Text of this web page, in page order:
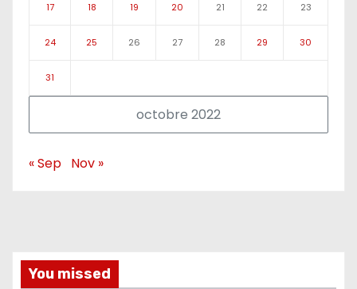
octobre 2022
17 18 19 20 21 22 23
24 25 26 27 28 29 30
31
« Sep Nov »
You missed